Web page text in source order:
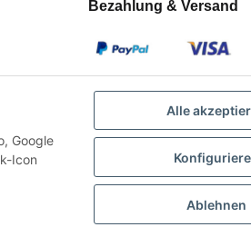
Bezahlung & Versand
Google
Icon
Alle
Ablehnen